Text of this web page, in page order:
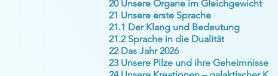
20 Unsere Organe im Gleichgewicht
21 Unsere erste Sprache
21.1 Der Klang und Bedeutung
21.2 Sprache in die Dualität
22 Das Jahr 2026
23 Unsere Pilze und ihre Geheimnisse